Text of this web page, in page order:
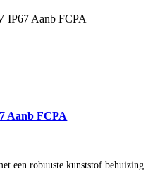
Aanb FCPA
een robuuste kunststof behuizing